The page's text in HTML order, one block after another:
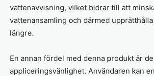
vattenavvisning, vilket bidrar till att
vattenansamling och därmed
längre.
En annan fördel med denna produkt är
appliceringsvänlighet. Användaren kan